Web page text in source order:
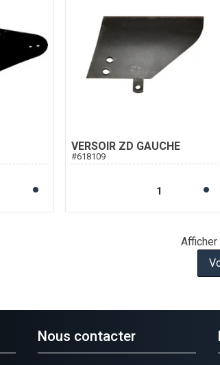
VERSOIR ZD GAUCHE
#618109
Afficher
Nous contacter